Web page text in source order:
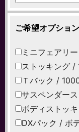
ご希望オプション
ミニフェアリ
ストッキング /
Ｔバック /
サスペンダー
ボディストッ
DXパック / ボ